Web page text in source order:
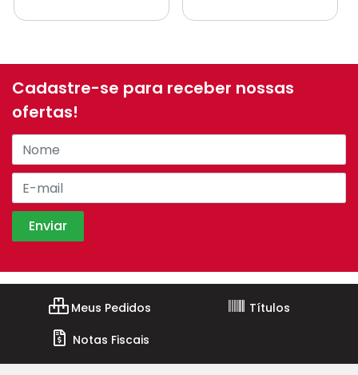
Cadastre-se para receber nossas
ofertas!
Meus Pedidos
Títulos
Notas Fiscais